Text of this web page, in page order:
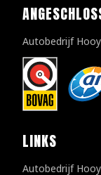
Autobedrijf
LINKS
Autobedrijf